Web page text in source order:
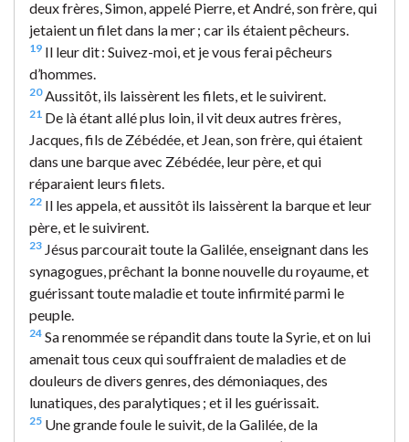
deux frères, Simon, appelé Pierre, et André, son frère, qui
jetaient un filet dans la mer ; car ils étaient pêcheurs.
19 Il leur dit : Suivez-moi, et je vous ferai pêcheurs
d’hommes.
20Aussitôt, ils laissèrent les filets, et le suivirent.
21 De là étant allé plus loin, il vit deux autres frères,
Jacques, fils de Zébédée, et Jean, son frère, qui étaient
dans une barque avec Zébédée, leur père, et qui
réparaient leurs filets.
22 Il les appela, et aussitôt ils laissèrent la barque et leur
père, et le suivirent.
23 Jésus parcourait toute la Galilée, enseignant dans les
synagogues, prêchant la bonne nouvelle du royaume, et
guérissant toute maladie et toute infirmité parmi le
peuple.
24 Sa renommée se répandit dans toute la Syrie, et on lui
amenait tous ceux qui souffraient de maladies et de
douleurs de divers genres, des démoniaques, des
lunatiques, des paralytiques ; et il les guérissait.
25 Une grande foule le suivit, de la Galilée, de la